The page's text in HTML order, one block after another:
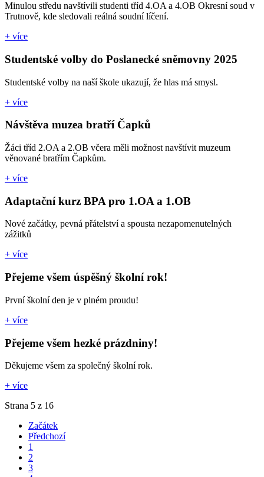
Minulou středu navštívili studenti tříd 4.OA a 4.OB Okresní soud v
Trutnově, kde sledovali reálná soudní líčení.
+ více
Studentské volby do Poslanecké sněmovny 2025
Studentské volby na naší škole ukazují, že hlas má smysl.
+ více
Návštěva muzea bratří Čapků
Žáci tříd 2.OA a 2.OB včera měli možnost navštívit muzeum
věnované bratřím Čapkům.
+ více
Adaptační kurz BPA pro 1.OA a 1.OB
Nové začátky, pevná přátelství a spousta nezapomenutelných
zážitků
+ více
Přejeme všem úspěšný školní rok!
První školní den je v plném proudu!
+ více
Přejeme všem hezké prázdniny!
Děkujeme všem za společný školní rok.
+ více
Strana 5 z 16
Začátek
Předchozí
1
2
3